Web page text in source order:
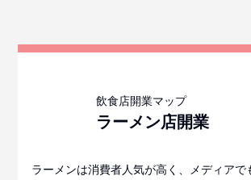
ラーメン店開業
ラーメンは消費者人気が高く、メディアで